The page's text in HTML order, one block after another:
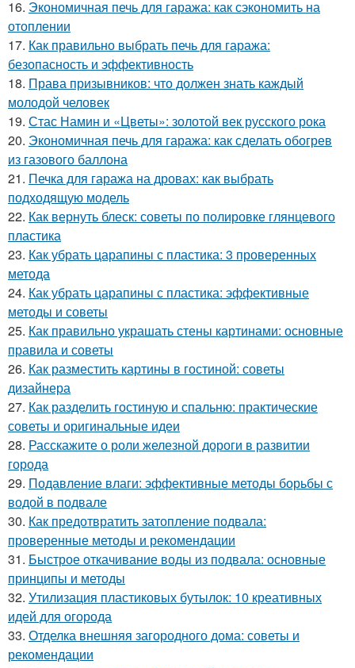
16. Экономичная печь для гаража: как сэкономить на
отоплении
17. Как правильно выбрать печь для гаража:
безопасность и эффективность
18. Права призывников: что должен знать каждый
молодой человек
19. Стас Намин и «Цветы»: золотой век русского рока
20. Экономичная печь для гаража: как сделать обогрев
из газового баллона
21. Печка для гаража на дровах: как выбрать
подходящую модель
22. Как вернуть блеск: советы по полировке глянцевого
пластика
23. Как убрать царапины с пластика: 3 проверенных
метода
24. Как убрать царапины с пластика: эффективные
методы и советы
25. Как правильно украшать стены картинами: основные
правила и советы
26. Как разместить картины в гостиной: советы
дизайнера
27. Как разделить гостиную и спальню: практические
советы и оригинальные идеи
28. Расскажите о роли железной дороги в развитии
города
29. Подавление влаги: эффективные методы борьбы с
водой в подвале
30. Как предотвратить затопление подвала:
проверенные методы и рекомендации
31. Быстрое откачивание воды из подвала: основные
принципы и методы
32. Утилизация пластиковых бутылок: 10 креативных
идей для огорода
33. Отделка внешняя загородного дома: советы и
рекомендации